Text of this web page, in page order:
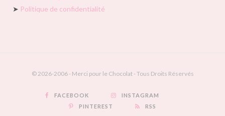
➤ Politique de confidentialité
© 2026-2006 - Merci pour le Chocolat - Tous Droits Réservés
FACEBOOK
INSTAGRAM
PINTEREST
RSS